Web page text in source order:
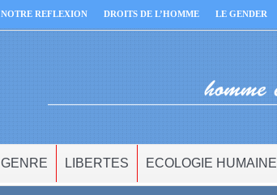
NOTRE REFLEXION DROITS DE L’HOMME LE GENDER
GENRE LIBERTES ECOLOGIE HUMAINE